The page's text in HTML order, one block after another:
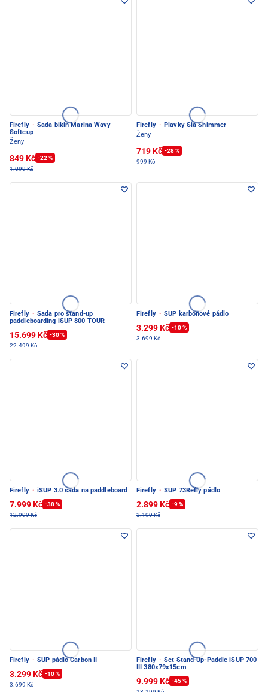
Firefly · Sada bikin Marina Wavy
Softcup
Ženy
849 Kč -22 %
1.099 Kč
Firefly · Plavky Sia Shimmer
Ženy
719 Kč -28 %
999 Kč
Firefly · Sada pro stand-up
paddleboarding iSUP 800 TOUR
15.699 Kč -30 %
22.499 Kč
Firefly · SUP karbonové pádlo
3.299 Kč -10 %
3.699 Kč
Firefly · iSUP 3.0 sada na paddleboard
7.999 Kč -38 %
12.999 Kč
Firefly · SUP 73Refly pádlo
2.899 Kč -9 %
3.199 Kč
Firefly · SUP pádlo Carbon II
3.299 Kč -10 %
3.699 Kč
Firefly · Set Stand-Up-Paddle iSUP 700
III 380x79x15cm
9.999 Kč -45 %